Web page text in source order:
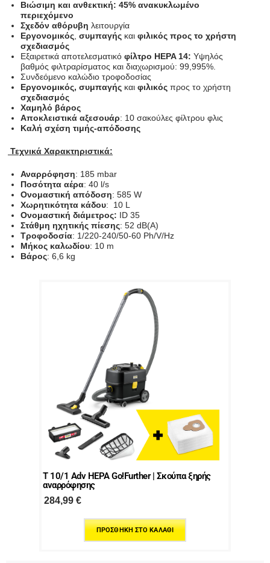
Βιώσιμη και ανθεκτική: 45% ανακυκλωμένο
περιεχόμενο
Σχεδόν αθόρυβη λειτουργία
Εργονομικός, συμπαγήςκαι φιλικός προς το χρήστη
σχεδιασμός
Εξαιρετικά αποτελεσματικό φίλτρο HEPA 14: Υψηλός
βαθμός φιλτραρίσματος και διαχωρισμού: 99,995%.
Συνδεόμενο καλώδιο τροφοδοσίας
Εργονομικός, συμπαγήςκαι φιλικόςπρος το χρήστη
σχεδιασμός
Χαμηλό βάρος
Αποκλειστικά αξεσουάρ: 10 σακούλες φίλτρου φλις
Καλή σχέση τιμής-απόδοσης
Τεχνικά Χαρακτηριστικά:
Αναρρόφηση: 185 mbar
Ποσότητα αέρα: 40 l/s
Ονομαστική απόδοση: 585 W
Χωρητικότητα κάδου: 10 L
Ονομαστική διάμετρος:
ID 35
Στάθμη ηχητικής πίεσης: 52 dB(A)
Τροφοδοσία: 1/220-240/50-60 Ph/V/Hz
Μήκος καλωδίου: 10 m
Βάρος: 6,6 kg
T 10/1 Adv HEPA Go!Further | Σκούπα ξηρής
αναρρόφησης
284,99€
ΠΡΟΣΘΉΚΗ ΣΤΟ ΚΑΛΆΘΙ